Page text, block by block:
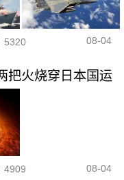
5320 08-04
把火烧穿日本国运
4909 08-04